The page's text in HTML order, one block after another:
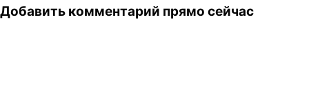
Добавить комментарий прямо сейчас